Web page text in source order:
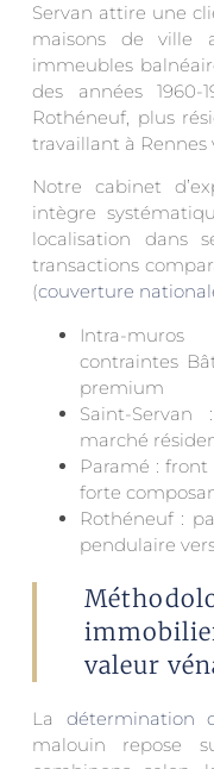
Servan attire une
maisons de ville
immeubles
des années
Rothéneuf, plus
travaillant à Rennes
Notre cabinet
intègre
localisation dans
transactions
(couverture
Intra-
contraintes
premium
Saint-
marché
Paramé : front
forte
Rothéneuf :
pendulaire
valeur
La détermination
malouin repose